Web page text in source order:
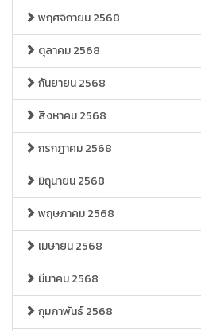
พฤศจิกายน 2568
ตุลาคม 2568
กันยายน 2568
สิงหาคม 2568
กรกฎาคม 2568
มิถุนายน 2568
พฤษภาคม 2568
เมษายน 2568
มีนาคม 2568
กุมภาพันธ์ 2568